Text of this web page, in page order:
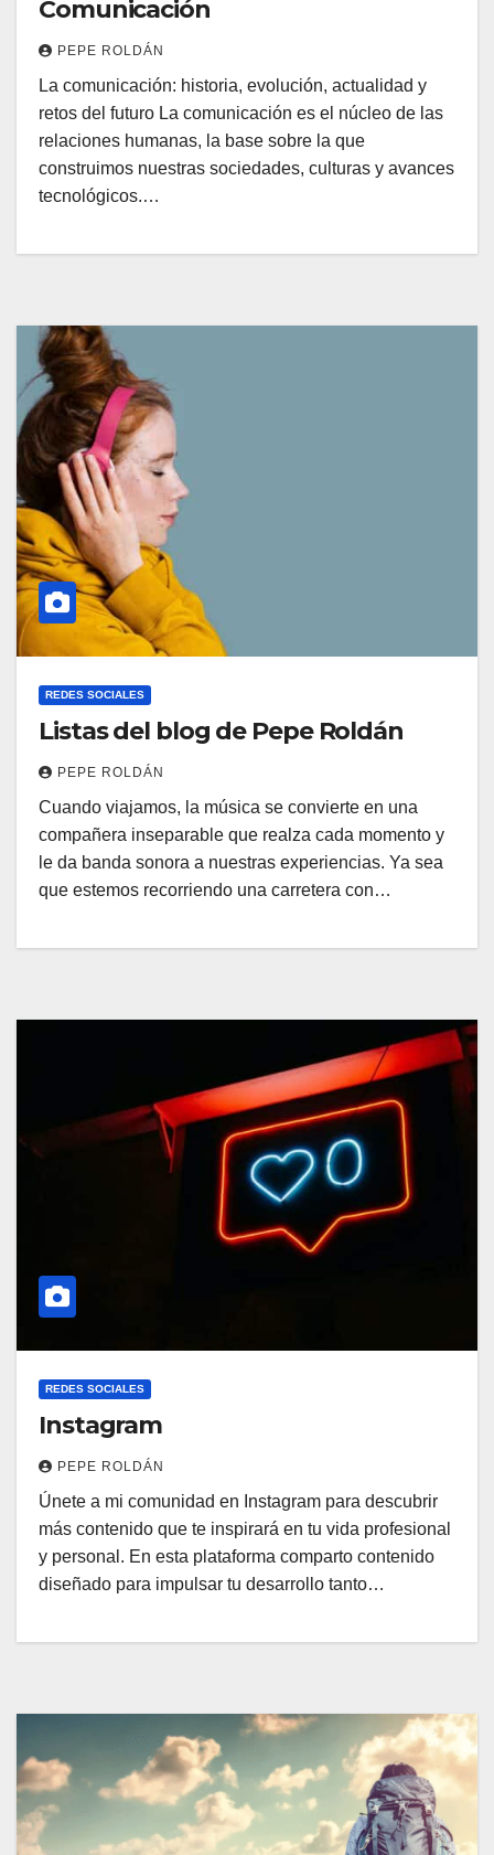
Comunicación
PEPE ROLDÁN
La comunicación: historia, evolución, actualidad y
retos del futuro La comunicación es el núcleo de las
relaciones humanas, la base sobre la que
construimos nuestras sociedades, culturas y avances
tecnológicos.…
REDES SOCIALES
Listas del blog de Pepe Roldán
PEPE ROLDÁN
Cuando viajamos, la música se convierte en una
compañera inseparable que realza cada momento y
le da banda sonora a nuestras experiencias. Ya sea
que estemos recorriendo una carretera con…
REDES SOCIALES
Instagram
PEPE ROLDÁN
Únete a mi comunidad en Instagram para descubrir
más contenido que te inspirará en tu vida profesional
y personal. En esta plataforma comparto contenido
diseñado para impulsar tu desarrollo tanto…